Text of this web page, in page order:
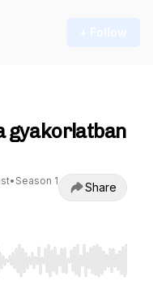
+ Follow
gyakorlatban
• Season 1
Share
Home/End to jump to